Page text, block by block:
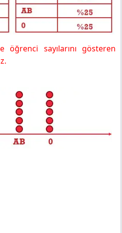
Kitabı Sayfa 211 Cevapları MEB
sayılarını gösteren